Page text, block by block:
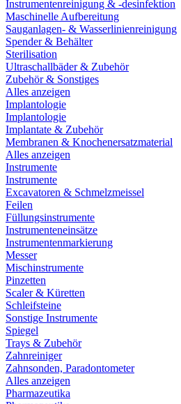
Instrumentenreinigung & -desinfektion
Maschinelle Aufbereitung
Sauganlagen- & Wasserlinienreinigung
Spender & Behälter
Sterilisation
Ultraschallbäder & Zubehör
Zubehör & Sonstiges
Alles anzeigen
Implantologie
Implantologie
Implantate & Zubehör
Membranen & Knochenersatzmaterial
Alles anzeigen
Instrumente
Instrumente
Excavatoren & Schmelzmeissel
Feilen
Füllungsinstrumente
Instrumenteneinsätze
Instrumentenmarkierung
Messer
Mischinstrumente
Pinzetten
Scaler & Küretten
Schleifsteine
Sonstige Instrumente
Spiegel
Trays & Zubehör
Zahnreiniger
Zahnsonden, Paradontometer
Alles anzeigen
Pharmazeutika